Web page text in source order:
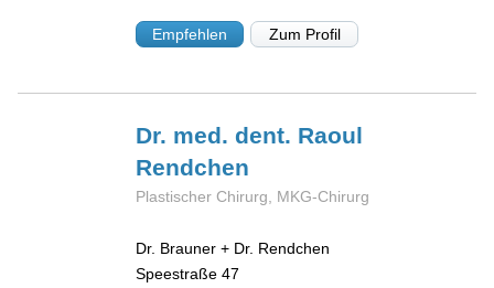
Empfehlen Zum Profil
Dr. med. dent. Raoul
Rendchen
Plastischer Chirurg, MKG-Chirurg
Dr. Brauner + Dr. Rendchen
Speestraße 47